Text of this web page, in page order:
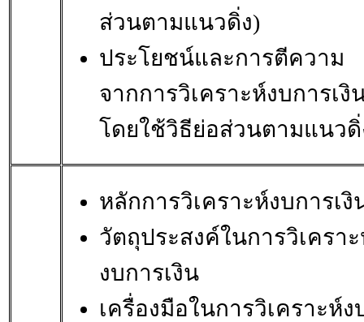
ส่วนตามแนวดิ่ง)
ประโยชน์และการตีความ
จากการวิเคราะห์งบการเงิ
โดยใช้วิธีย่อส่วนตามแนวดิ่
หลักการวิเคราะห์งบการเงิ
วัตถุประสงค์ในการวิเครา
งบการเงิน
เครื่องมือในการวิเคราะห์ง